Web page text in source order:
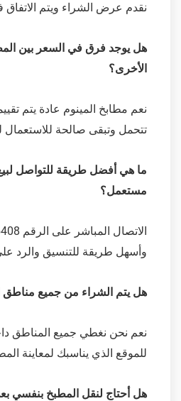
نقدم عرض الشراء ويتم الاتفاق
هل يوجد فرق في السعر بين
الأخرى؟
نعم مطابخ المينوم عادة يتم
تتحمل وتبقى صالحة للاستعمال
ما هي أفضل طريقة للتواصل
مستعمل؟
وأسهل طريقة للتنسيق والرد
هل يتم الشراء من جميع مناطق
نعم نحن نغطي جميع المناطق
للموقع الذي يناسبك لمعاينة
هل أحتاج لنقل المطبخ بنفسي